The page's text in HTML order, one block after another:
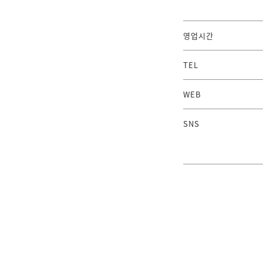
영업시간
TEL
WEB
SNS